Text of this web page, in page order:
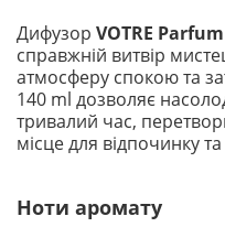
Дифузор VOTRE Parfum
справжній витвір
атмосферу спокою та
140 ml дозволяє
тривалий час,
місце для відпочинку та
Ноти аромату